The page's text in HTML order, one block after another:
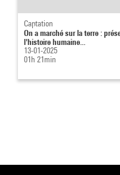
Captation
On a marché sur la terre :
l'histoire humaine...
13-01-2025
01h 21min